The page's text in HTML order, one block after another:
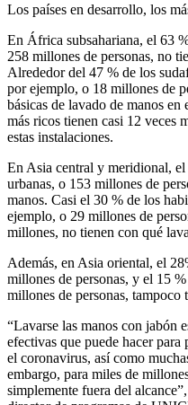
Los países en desarrollo, los
En África subsahariana, el 63
258 millones de personas, no
Alrededor del 47 % de los
por ejemplo, o 18 millones de
básicas de lavado de manos
más ricos tienen casi 12 veces
estas instalaciones.
En Asia central y meridional, el
urbanas, o 153 millones de
manos. Casi el 30 % de los
ejemplo, o 29 millones de
millones, no tienen con qué
Además, en Asia oriental, el
millones de personas, y el 15
millones de personas, tampoco
“Lavarse las manos con jabón
efectivas que puede hacer
el coronavirus, así como
embargo, para miles de
simplemente fuera del